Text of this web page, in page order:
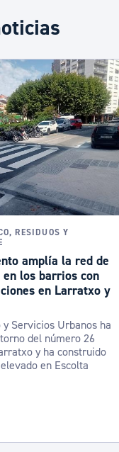
RESIDUOS Y
amplía la red de
los barrios con
en Larratxo y
Servicios Urbanos ha
del número 26
y ha construido
en Escolta